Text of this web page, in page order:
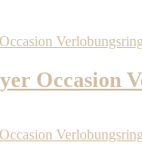
Occasion